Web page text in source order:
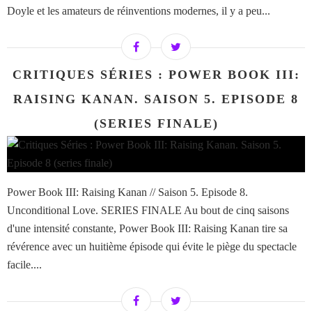
Doyle et les amateurs de réinventions modernes, il y a peu...
CRITIQUES SÉRIES : POWER BOOK III:
RAISING KANAN. SAISON 5. EPISODE 8
(SERIES FINALE)
Power Book III: Raising Kanan // Saison 5. Episode 8.
Unconditional Love. SERIES FINALE Au bout de cinq saisons
d'une intensité constante, Power Book III: Raising Kanan tire sa
révérence avec un huitième épisode qui évite le piège du spectacle
facile....